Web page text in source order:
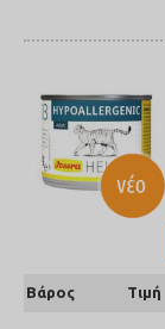
Βάρος Τιμή